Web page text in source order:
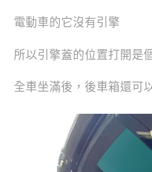
電動車的它沒有引擎
所以引擎蓋的位置打開是
全車坐滿後，後車箱還可